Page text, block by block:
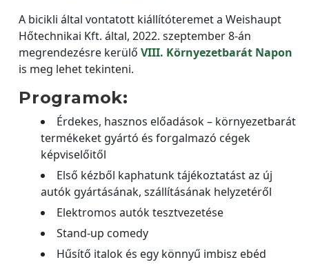
A bicikli által vontatott kiállítóteremet a Weishaupt
Hőtechnikai Kft. által, 2022. szeptember 8-án
megrendezésre kerülő VIII. Környezetbarát Napon
is meg lehet tekinteni.
Programok:
Érdekes, hasznos előadások – környezetbarát
termékeket gyártó és forgalmazó cégek
képviselőitől
Első kézből kaphatunk tájékoztatást az új
autók gyártásának, szállításának helyzetéről
Elektromos autók tesztvezetése
Stand-up comedy
Hűsítő italok és egy könnyű imbisz ebéd